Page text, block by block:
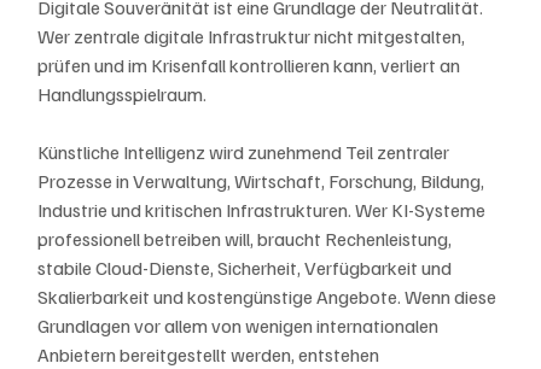
Digitale Souveränität ist eine Grundlage der Neutralität.
Wer zentrale digitale Infrastruktur nicht mitgestalten,
prüfen und im Krisenfall kontrollieren kann, verliert an
Handlungsspielraum.
Künstliche Intelligenz wird zunehmend Teil zentraler
Prozesse in Verwaltung, Wirtschaft, Forschung, Bildung,
Industrie und kritischen Infrastrukturen. Wer KI-Systeme
professionell betreiben will, braucht Rechenleistung,
stabile Cloud-Dienste, Sicherheit, Verfügbarkeit und
Skalierbarkeit und kostengünstige Angebote. Wenn diese
Grundlagen vor allem von wenigen internationalen
Anbietern bereitgestellt werden, entstehen